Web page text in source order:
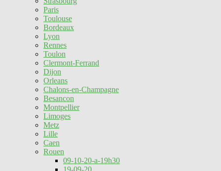
Paris
Toulouse
Bordeaux
Lyon
Rennes
Toulon
Clermont-Ferrand
Dijon
Orleans
Chalons-en-Champagne
Besancon
Montpellier
Limoges
Metz
Lille
Caen
Rouen
09-10-20-a-19h30